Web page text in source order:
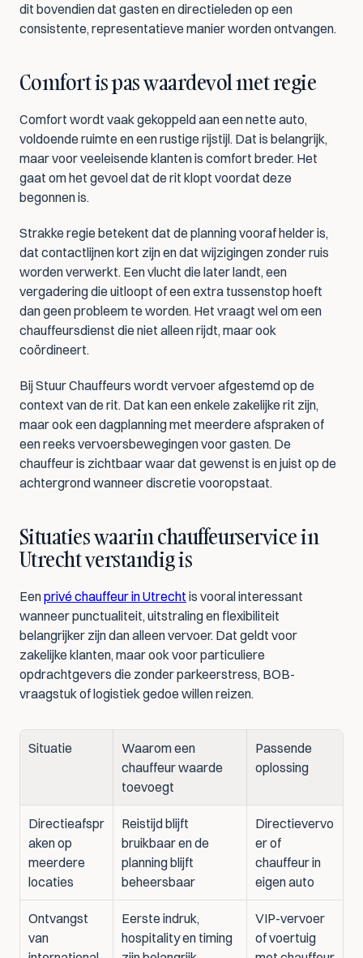
dit bovendien dat gasten en directieleden op een
consistente, representatieve manier worden ontvangen.
Comfort is pas waardevol met regie
Comfort wordt vaak gekoppeld aan een nette auto,
voldoende ruimte en een rustige rijstijl. Dat is belangrijk,
maar voor veeleisende klanten is comfort breder. Het
gaat om het gevoel dat de rit klopt voordat deze
begonnen is.
Strakke regie betekent dat de planning vooraf helder is,
dat contactlijnen kort zijn en dat wijzigingen zonder ruis
worden verwerkt. Een vlucht die later landt, een
vergadering die uitloopt of een extra tussenstop hoeft
dan geen probleem te worden. Het vraagt wel om een
chauffeursdienst die niet alleen rijdt, maar ook
coördineert.
Bij Stuur Chauffeurs wordt vervoer afgestemd op de
context van de rit. Dat kan een enkele zakelijke rit zijn,
maar ook een dagplanning met meerdere afspraken of
een reeks vervoersbewegingen voor gasten. De
chauffeur is zichtbaar waar dat gewenst is en juist op de
achtergrond wanneer discretie vooropstaat.
Situaties waarin chauffeurservice in
Utrecht verstandig is
Een privé chauffeur in Utrecht is vooral interessant
wanneer punctualiteit, uitstraling en flexibiliteit
belangrijker zijn dan alleen vervoer. Dat geldt voor
zakelijke klanten, maar ook voor particuliere
opdrachtgevers die zonder parkeerstress, BOB-
vraagstuk of logistiek gedoe willen reizen.
Situatie
Waarom een
chauffeur waarde
toevoegt
Passende
oplossing
Directieafspr
aken op
meerdere
locaties
Reistijd blijft
bruikbaar en de
planning blijft
beheersbaar
Directievervo
er of
chauffeur in
eigen auto
Ontvangst
van
Eerste indruk,
hospitality en timing
VIP-vervoer
of voertuig